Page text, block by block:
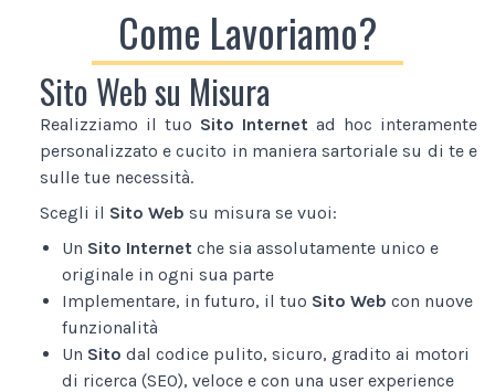
Come Lavoriamo?
Sito Web su Misura
Realizziamo il tuo Sito Internet ad hoc interamente
personalizzato e cucito in maniera sartoriale su di te e
sulle tue necessità.
Scegli il Sito Web su misura se vuoi:
Un Sito Internet che sia assolutamente unico e
originale in ogni sua parte
Implementare, in futuro, il tuo Sito Web con nuove
funzionalità
Un Sito dal codice pulito, sicuro, gradito ai motori
di ricerca (SEO), veloce e con una user experience